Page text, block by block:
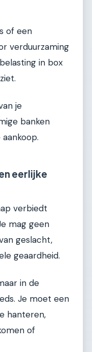
of een
verduurzaming
in box
je
banken
eerlijke
verbiedt
mag geen
geslacht,
geaardheid.
in de
Je moet een
hanteren,
of